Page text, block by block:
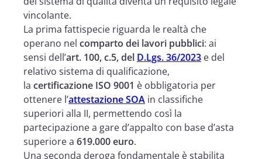
vincolante.
La prima fattispecie riguarda le realtà che
operano nel comparto dei lavori pubblici: ai
sensi dell’art. 100, c.5, del D.Lgs. 36/2023 e del
relativo sistema di qualificazione,
la certificazione ISO 9001 è obbligatoria per
ottenere l’attestazione SOA in classifiche
superiori alla II, permettendo così la
partecipazione a gare d’appalto con base d’asta
superiore a 619.000 euro.
Una seconda deroga fondamentale è stabilita